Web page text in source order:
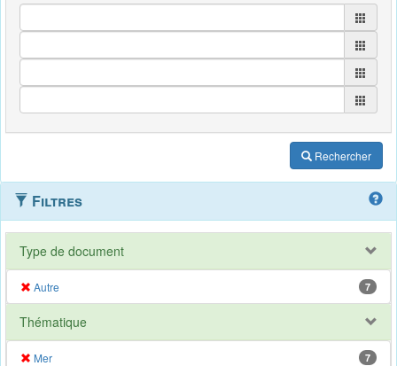
Rechercher
Filtres
Type de document
Autre 7
Thématique
Mer 7